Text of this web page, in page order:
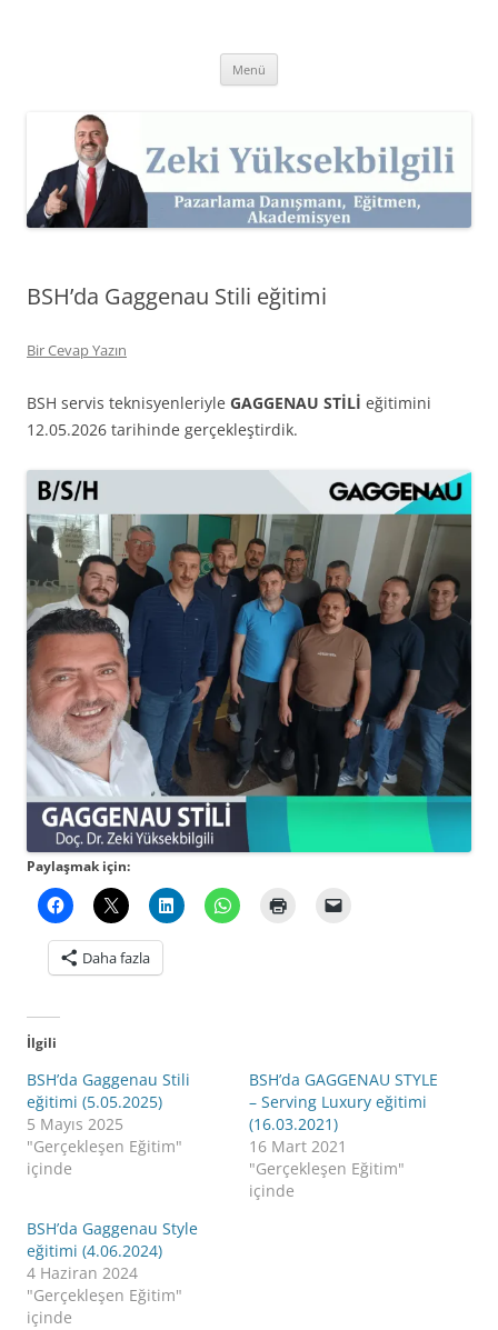
Kişisel Web Sitesi.
Menü
BSH’da Gaggenau Stili eğitimi
Bir Cevap Yazın
BSH servis teknisyenleriyle GAGGENAU STİLİ eğitimini
12.05.2026 tarihinde gerçekleştirdik.
Paylaşmak için:
Daha fazla
İlgili
BSH’da Gaggenau Stili
eğitimi (5.05.2025)
5 Mayıs 2025
"Gerçekleşen Eğitim"
içinde
BSH’da GAGGENAU STYLE
– Serving Luxury eğitimi
(16.03.2021)
16 Mart 2021
"Gerçekleşen Eğitim"
içinde
BSH’da Gaggenau Style
eğitimi (4.06.2024)
4 Haziran 2024
"Gerçekleşen Eğitim"
içinde